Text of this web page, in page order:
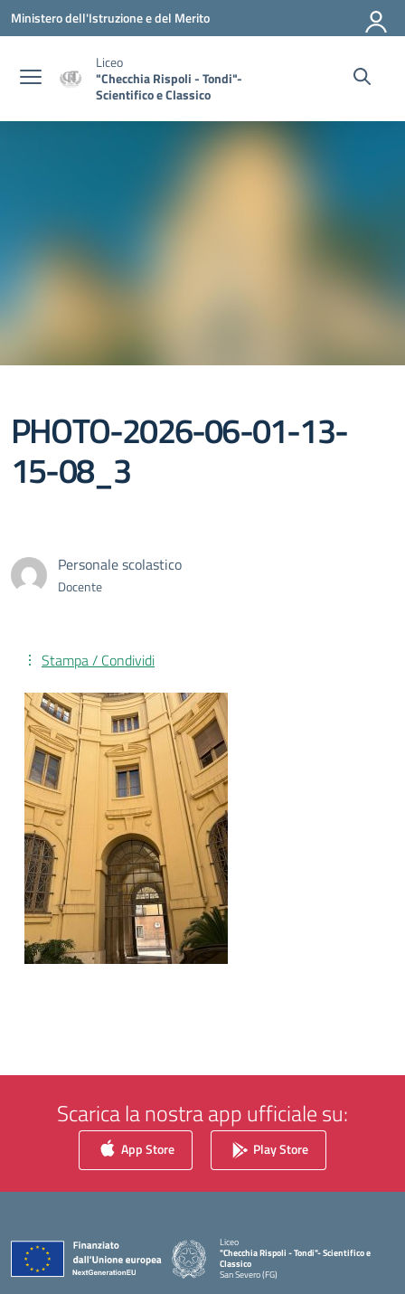
Vai ai contenuti
Vai al menu di navigazione
Vai al footer
Ministero dell'Istruzione e del Merito
Liceo
"Checchia Rispoli - Tondi"-
Scientifico e Classico
PHOTO-2026-06-01-13-
15-08_3
Personale scolastico
Docente
Stampa / Condividi
Scarica la nostra app ufficiale su:
App Store Play Store
Liceo
"Checchia Rispoli - Tondi"- Scientifico e
Classico
San Severo (FG)